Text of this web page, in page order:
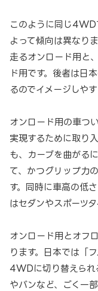
このように同じ4WD
よって傾向は異なり
走るオンロード用と
ド用です。後者は日
るのでイメージしやす
オンロード用の車つ
実現するために取り
も、カーブを曲がる
て、かつグリップ力
す。同時に車高の低
はセダンやスポーツ
オンロード用とオフ
ります。日本では「
4WDに切り替えられ
やバンなど、ごく一